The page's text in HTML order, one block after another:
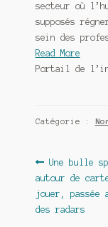
secteur où
supposés
sein des
Read More
Portail de
Catégorie :
de
l’article
Article
précédent :
Une bulle
autour de
jouer, passée
des radars